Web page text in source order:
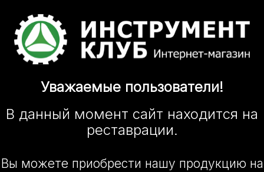
Уважаемые пользователи!
В данный момент сайт находится на
реставрации.
Вы можете приобрести нашу продукцию на